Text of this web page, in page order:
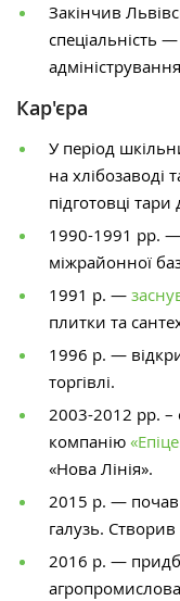
Закінчив
спеціальність
Кар'єра
У період
на хлібозаводі
підготовці
1990-1991 рр. —
міжрайонної
1991 р. —
плитки та
1996 р. —
торгівлі.
2003-2012 рр.
компанію
«Нова Лінія».
2015 р. — почав
галузь. Створив
2016 р. —